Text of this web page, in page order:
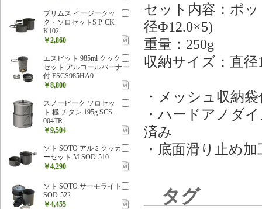
セット内容：ポ
径Φ12.0×5)
重量：250g
収納サイズ：直径
・メッシュ収納
・ハードアノダ
済み
・底面滑り止め
タグ
プリムス イージークッ
ク・ソロセットS P-CK-
K102
￥2,860
エスビット 985ml クック
セット アルコールバーナー
付 ESCS985HA0
￥8,800
スノーピーク ソロセッ
ト 極 チタン 195g SCS-
004TR
￥9,504
ソト SOTO アルミクッカ
ーセット M SOD-510
￥4,290
ソト SOTO サーモライト
SOD-522
￥4,455